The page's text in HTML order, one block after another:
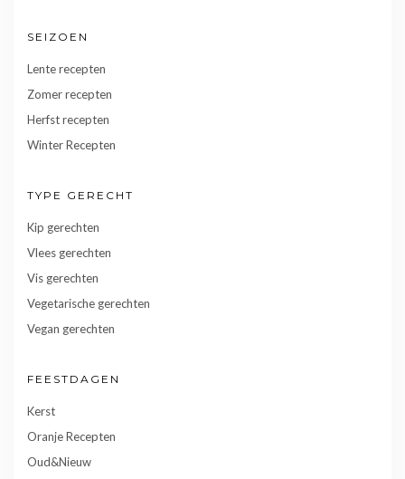
SEIZOEN
Lente recepten
Zomer recepten
Herfst recepten
Winter Recepten
TYPE GERECHT
Kip gerechten
Vlees gerechten
Vis gerechten
Vegetarische gerechten
Vegan gerechten
FEESTDAGEN
Kerst
Oranje Recepten
Oud&Nieuw